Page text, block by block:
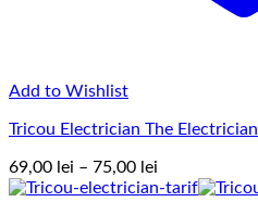
Add to Wishlist
Tricou Electrician The Electrician
69,00 lei – 75,00 lei
de